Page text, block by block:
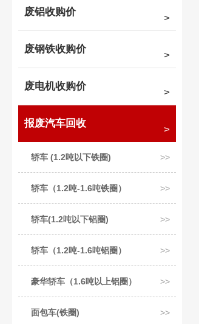
废铝收购价
废钢铁收购价
废电机收购价
报废汽车回收
轿车 (1.2吨以下铁圈)
轿车（1.2吨-1.6吨铁圈）
轿车(1.2吨以下铝圈)
轿车（1.2吨-1.6吨铝圈）
豪华轿车（1.6吨以上铝圈）
面包车(铁圈)